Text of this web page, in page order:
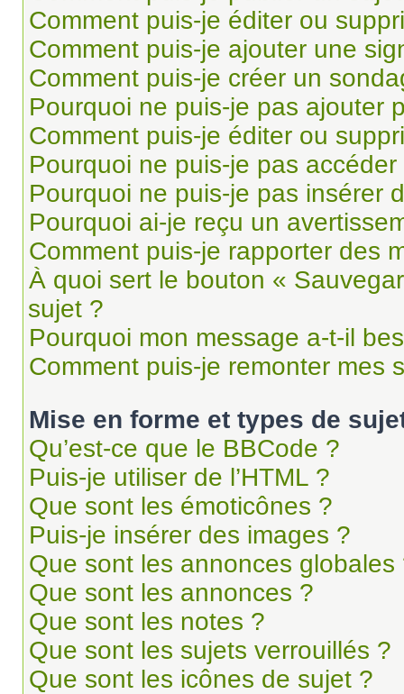
Comment puis-je éditer ou
Comment puis-je ajouter une
Comment puis-je créer un
Pourquoi ne puis-je pas ajouter
Comment puis-je éditer ou
Pourquoi ne puis-je pas
Pourquoi ne puis-je pas insérer
Pourquoi ai-je reçu un
Comment puis-je rapporter des
À quoi sert le bouton «
sujet ?
Pourquoi mon message a-t-il
Comment puis-je remonter mes
Mise en forme et types de
Qu’est-ce que le BBCode ?
Puis-je utiliser de l’HTML ?
Que sont les émoticônes ?
Puis-je insérer des images ?
Que sont les annonces globales
Que sont les annonces ?
Que sont les notes ?
Que sont les sujets verrouillés ?
Que sont les icônes de sujet ?